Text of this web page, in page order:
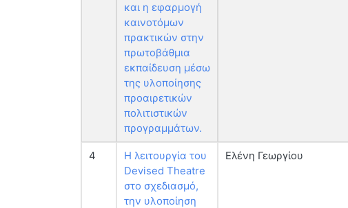
και η εφαρμογή
καινοτόμων
πρακτικών στην
πρωτοβάθμια
εκπαίδευση μέσω
της υλοποίησης
προαιρετικών
πολιτιστικών
προγραμμάτων.
4
Η λειτουργία του
Devised Theatre
στο σχεδιασμό,
την υλοποίηση
Ελένη Γεωργίου